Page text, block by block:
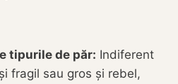
tipurile de păr: Indiferent
fragil sau gros și rebel,